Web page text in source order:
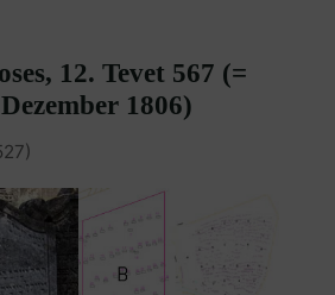
12. Tevet 567 (=
1806)